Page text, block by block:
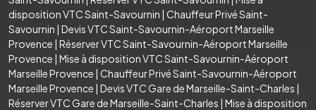
disposition VTC Saint-Savournin | Chauffeur Privé Saint-
Savournin | Devis VTC Saint-Savournin-Aéroport Marseille
Provence | Réserver VTC Saint-Savournin-Aéroport Marseille
Provence | Mise à disposition VTC Saint-Savournin-Aéroport
Marseille Provence | Chauffeur Privé Saint-Savournin-Aéroport
Marseille Provence | Devis VTC Gare de Marseille-Saint-Charles |
Réserver VTC Gare de Marseille-Saint-Charles | Mise à disposition